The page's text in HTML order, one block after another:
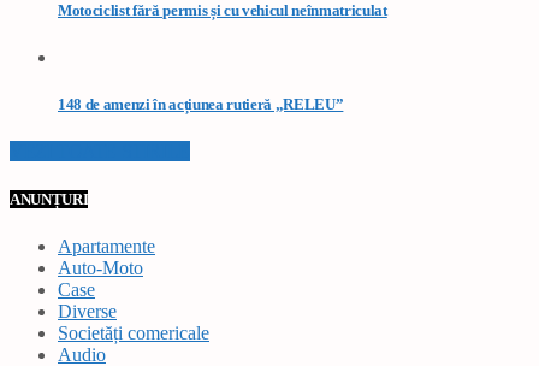
Motociclist fără permis și cu vehicul neînmatriculat
148 de amenzi în acțiunea rutieră „RELEU”
ANUNȚURI
Apartamente
Auto-Moto
Case
Diverse
Societăți comericale
Audio